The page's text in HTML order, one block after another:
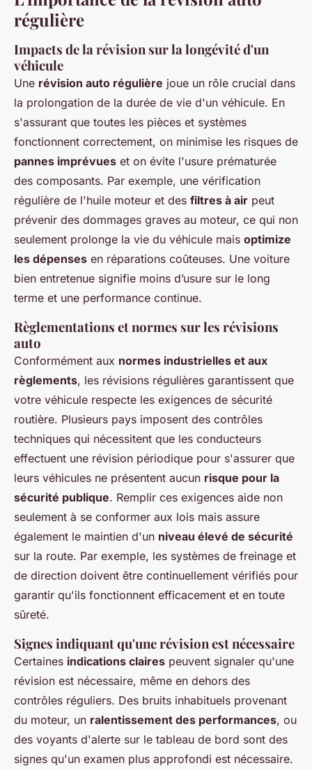
régulière
Impacts de la révision sur la longévité d'un
véhicule
Une révision auto régulière joue un rôle crucial dans
la prolongation de la durée de vie d'un véhicule. En
s'assurant que toutes les pièces et systèmes
fonctionnent correctement, on minimise les risques de
pannes imprévues et on évite l'usure prématurée
des composants. Par exemple, une vérification
régulière de l'huile moteur et des filtres à air peut
prévenir des dommages graves au moteur, ce qui non
seulement prolonge la vie du véhicule mais optimize
les dépenses en réparations coûteuses. Une voiture
bien entretenue signifie moins d’usure sur le long
terme et une performance continue.
Règlementations et normes sur les révisions
auto
Conformément aux normes industrielles et aux
règlements, les révisions régulières garantissent que
votre véhicule respecte les exigences de sécurité
routière. Plusieurs pays imposent des contrôles
techniques qui nécessitent que les conducteurs
effectuent une révision périodique pour s'assurer que
leurs véhicules ne présentent aucun risque pour la
sécurité publique. Remplir ces exigences aide non
seulement à se conformer aux lois mais assure
également le maintien d'un niveau élevé de sécurité
sur la route. Par exemple, les systèmes de freinage et
de direction doivent être continuellement vérifiés pour
garantir qu'ils fonctionnent efficacement et en toute
sûreté.
Signes indiquant qu'une révision est nécessaire
Certaines indications claires peuvent signaler qu'une
révision est nécessaire, même en dehors des
contrôles réguliers. Des bruits inhabituels provenant
du moteur, un ralentissement des performances, ou
des voyants d'alerte sur le tableau de bord sont des
signes qu'un examen plus approfondi est nécessaire.